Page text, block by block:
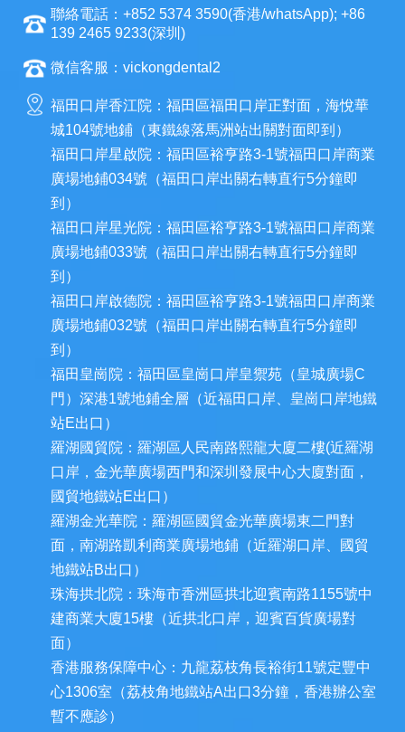
聯絡電話：+852 5374 3590(香港/whatsApp); +86
139 2465 9233(深圳)
微信客服：vickongdental2
福田口岸香江院：福田區福田口岸正對面，海悅華
城104號地鋪（東鐵線落馬洲站出關對面即到）
福田口岸星啟院：福田區裕亨路3-1號福田口岸商業
廣場地鋪034號（福田口岸出關右轉直行5分鐘即
到）
福田口岸星光院：福田區裕亨路3-1號福田口岸商業
廣場地鋪033號（福田口岸出關右轉直行5分鐘即
到）
福田口岸啟德院：福田區裕亨路3-1號福田口岸商業
廣場地鋪032號（福田口岸出關右轉直行5分鐘即
到）
福田皇崗院：福田區皇崗口岸皇禦苑（皇城廣場C
門）深港1號地鋪全層（近福田口岸、皇崗口岸地鐵
站E出口）
羅湖國貿院：羅湖區人民南路熙龍大廈二樓(近羅湖
口岸，金光華廣場西門和深圳發展中心大廈對面，
國貿地鐵站E出口）
羅湖金光華院：羅湖區國貿金光華廣場東二門對
面，南湖路凱利商業廣場地鋪（近羅湖口岸、國貿
地鐵站B出口）
珠海拱北院：珠海市香洲區拱北迎賓南路1155號中
建商業大廈15樓（近拱北口岸，迎賓百貨廣場對
面）
香港服務保障中心：九龍荔枝角長裕街11號定豐中
心1306室（荔枝角地鐵站A出口3分鐘，香港辦公室
暫不應診）